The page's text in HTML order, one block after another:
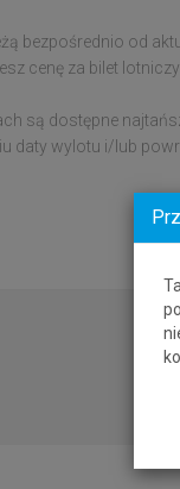
bezpośrednio od
cenę za bilet
są dostępne
daty wylotu i/lub